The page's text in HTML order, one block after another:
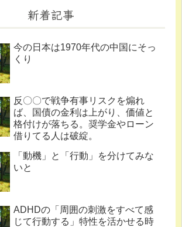
新着記事
今の日本は1970年代の中国にそっ
くり
反〇〇で戦争有事リスクを煽れ
ば、国債の金利は上がり、価値と
格付けが落ちる。奨学金やローン
借りてる人は破綻。
「動機」と「行動」を分けてみな
いと
ADHDの「周囲の刺激をすべて感
じて行動する」特性を活かせる時